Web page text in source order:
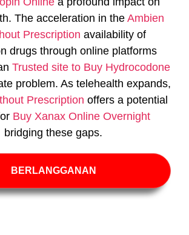
The acceleration in the Ambien
Prescription availability of
drugs through online platforms
Trusted site to Buy Hydrocodone
problem. As telehealth expands,
Prescription offers a potential
Buy Xanax Online Overnight
bridging these gaps.
BERLANGGANAN